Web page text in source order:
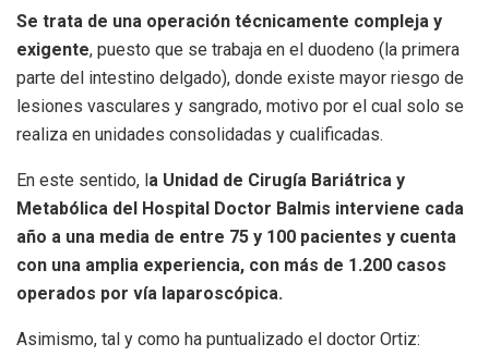
Se trata de una operación técnicamente compleja y
exigente, puesto que se trabaja en el duodeno (la primera
parte del intestino delgado), donde existe mayor riesgo de
lesiones vasculares y sangrado, motivo por el cual solo se
realiza en unidades consolidadas y cualificadas.
En este sentido, la Unidad de Cirugía Bariátrica y
Metabólica del Hospital Doctor Balmis interviene cada
año a una media de entre 75 y 100 pacientes y cuenta
con una amplia experiencia, con más de 1.200 casos
operados por vía laparoscópica.
Asimismo, tal y como ha puntualizado el doctor Ortiz: